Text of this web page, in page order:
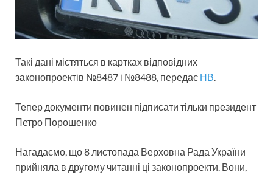
Такі дані містяться в картках відповідних
законопроектів №8487 і №8488, передає НВ
Тепер документи повинен підписати тільки президент
Петро Порошенко
Нагадаємо, що 8 листопада Верховна Рада України
прийняла в другому читанні ці законопроекти. Вони,